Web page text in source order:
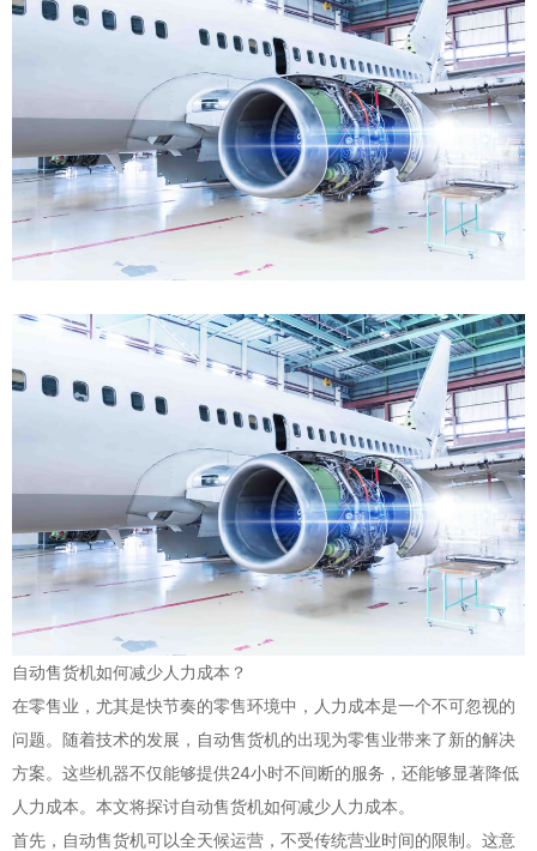
自动售货机如何减少人力成本？
在零售业，尤其是快节奏的零售环境中，人力成本是一个不可忽视的
问题。随着技术的发展，自动售货机的出现为零售业带来了新的解决
方案。这些机器不仅能够提供24小时不间断的服务，还能够显著降低
人力成本。本文将探讨自动售货机如何减少人力成本。
首先，自动售货机可以全天候运营，不受传统营业时间的限制。这意